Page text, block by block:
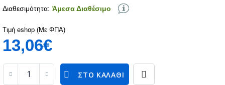
Διαθεσιμότητα: Άμεσα Διαθέσιμο
Τιμή eshop (Με ΦΠΑ)
13,06€
ΣΤΟ ΚΑΛΆΘΙ